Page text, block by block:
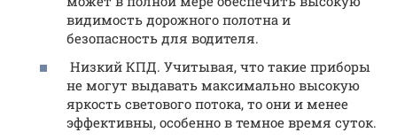
видимость дорожного полотна и
безопасность для водителя.
Низкий КПД. Учитывая, что такие приборы
не могут выдавать максимально высокую
яркость светового потока, то они и менее
эффективны, особенно в темное время суток.